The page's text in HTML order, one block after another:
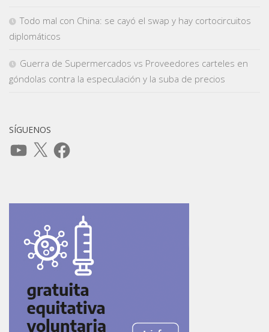
Todo mal con China: se cayó el swap y hay cortocircuitos
diplomáticos
Guerra de Supermercados vs Proveedores carteles en
góndolas contra la especulación y la suba de precios
SÍGUENOS
YouTube
X Facebook